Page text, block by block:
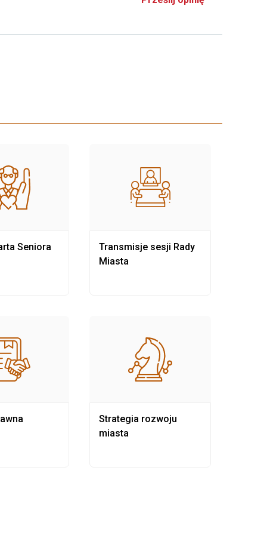
Seniora
Transmisje sesji Rady
Miasta
Strategia rozwoju
miasta